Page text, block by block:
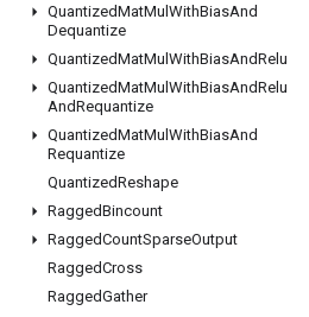
QuantizedMatMul WithBiasAnd
Dequantize
QuantizedMatMul WithBiasAndRelu
QuantizedMatMul WithBiasAndRelu
AndRequantize
QuantizedMatMul WithBiasAnd
Requantize
QuantizedReshape
RaggedBincount
RaggedCountSparseOutput
RaggedCross
RaggedGather